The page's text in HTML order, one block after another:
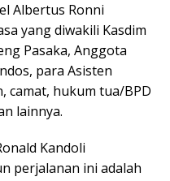
Albertus Ronni
yang diwakili Kasdim
Pasaka, Anggota
para Asisten
camat, hukum tua/BPD
lainnya.
Kandoli
perjalanan ini adalah